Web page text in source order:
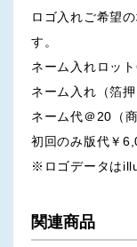
ロゴ入れご希望
す。
ネーム入れロッ
ネーム入れ（箔
ネーム代＠20（
初回のみ版代￥
※ロゴデータは
関連商品